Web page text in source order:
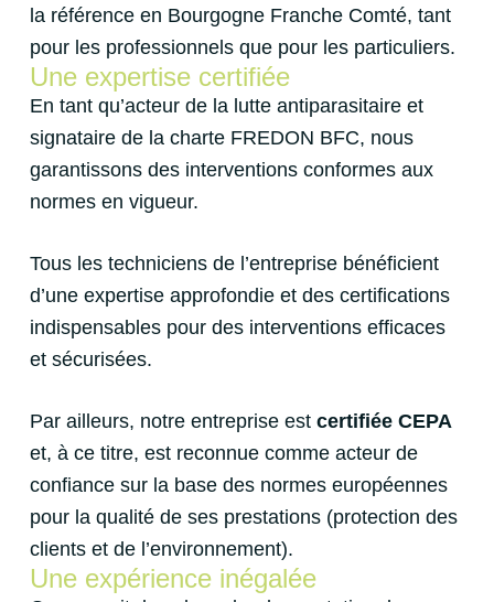
la référence en Bourgogne Franche Comté, tant
pour les professionnels que pour les particuliers.
Une expertise certifiée
En tant qu’acteur de la lutte antiparasitaire et
signataire de la charte FREDON BFC, nous
garantissons des interventions conformes aux
normes en vigueur.
Tous les techniciens de l’entreprise bénéficient
d’une expertise approfondie et des certifications
indispensables pour des interventions efficaces
et sécurisées.
Par ailleurs, notre entreprise est certifiée CEPA
et, à ce titre, est reconnue comme acteur de
confiance sur la base des normes européennes
pour la qualité de ses prestations (protection des
clients et de l’environnement).
Une expérience inégalée